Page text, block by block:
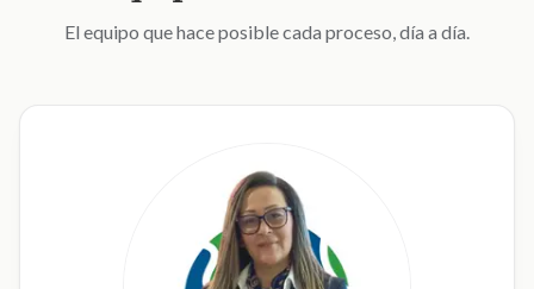
El equipo que hace posible cada proceso, día a día.